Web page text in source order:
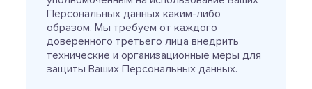
Персональных данных каким-либо
образом. Мы требуем от каждого
доверенного третьего лица внедрить
технические и организационные меры для
защиты Ваших Персональных данных.